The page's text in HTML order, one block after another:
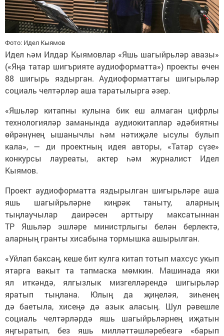
Фото: Идел Кыямов
Идел һәм Илдар Кыямовлар «Яшь шагыйрьләр авазы»
(«Яңа татар шигърияте аудиоформатта») проекты өчен
88 шигырь яздырган. Аудиоформаттагы шигырьләр
социаль челтәрләр аша таратылырга әзер.
«Яшьләр китапны кулына бик еш алмаган цифрлы
технологияләр заманында аудиокитаплар әдәбиятны
өйрәнүнең ышанычлы һәм нәтиҗәле ысулы булып
кала», — ди проектның идея авторы, «Татар сүзе»
конкурсы лауреаты, актер һәм журналист Идел
Кыямов.
Проект аудиоформатта яздырылган шигырьләре аша
яшь шагыйрьләрне киңрәк таныту, аларның
тыңлаучылар даирәсен арттыру максатыннан
ТР Яшьләр эшләре министрлыгы белән берлектә,
аларның гранты хисабына тормышка ашырылган.
«Уйлап баксаң, кеше бит кулга китап тотып махсус укып
ятарга вакыт та тапмаска мөмкин. Машинада яки
ял иткәндә, ялгызлык мизгелләрендә шигырьләр
яратып тыңлана. Юлың да җиңеләя, зиһенең
дә баетыла, хисеңә дә азык аласың. Шул рәвешле
социаль челтәрләрдә яшь шагыйрьләрнең иҗатын
яңгыратып, без яшь милләттәшләребезгә «барып